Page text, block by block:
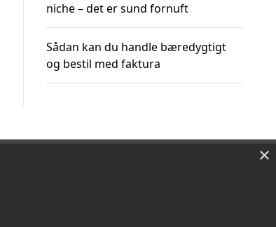
niche – det er sund fornuft
Sådan kan du handle bæredygtigt
og bestil med faktura
×